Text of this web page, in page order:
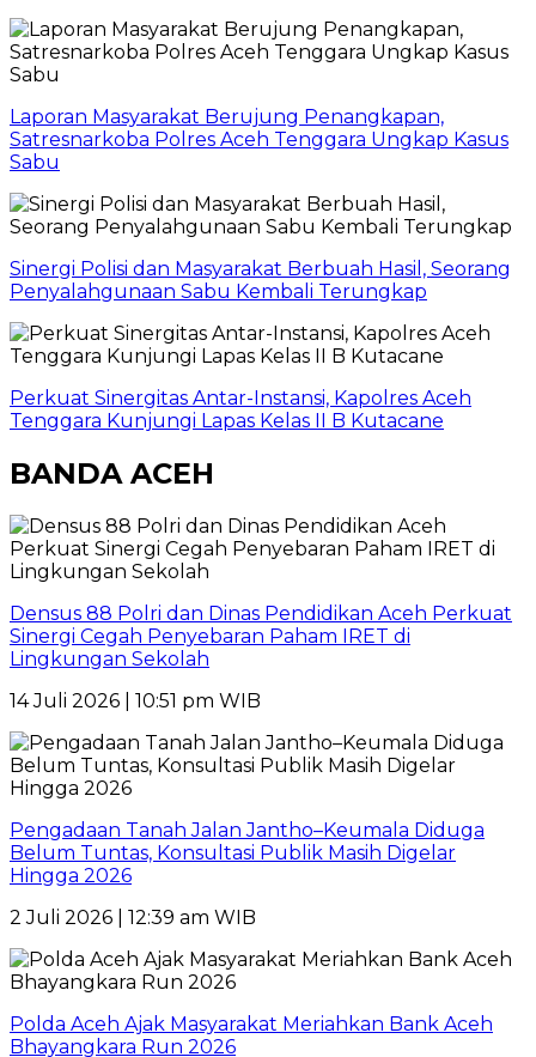
Laporan Masyarakat Berujung Penangkapan,
Satresnarkoba Polres Aceh Tenggara Ungkap Kasus
Sabu
Sinergi Polisi dan Masyarakat Berbuah Hasil, Seorang
Penyalahgunaan Sabu Kembali Terungkap
Perkuat Sinergitas Antar-Instansi, Kapolres Aceh
Tenggara Kunjungi Lapas Kelas II B Kutacane
BANDA ACEH
Densus 88 Polri dan Dinas Pendidikan Aceh Perkuat
Sinergi Cegah Penyebaran Paham IRET di
Lingkungan Sekolah
14 Juli 2026 | 10:51 pm WIB
Pengadaan Tanah Jalan Jantho–Keumala Diduga
Belum Tuntas, Konsultasi Publik Masih Digelar
Hingga 2026
2 Juli 2026 | 12:39 am WIB
Polda Aceh Ajak Masyarakat Meriahkan Bank Aceh
Bhayangkara Run 2026